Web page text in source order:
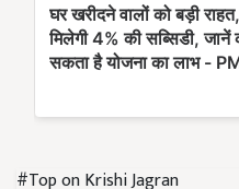
#Top on Krishi Jagran